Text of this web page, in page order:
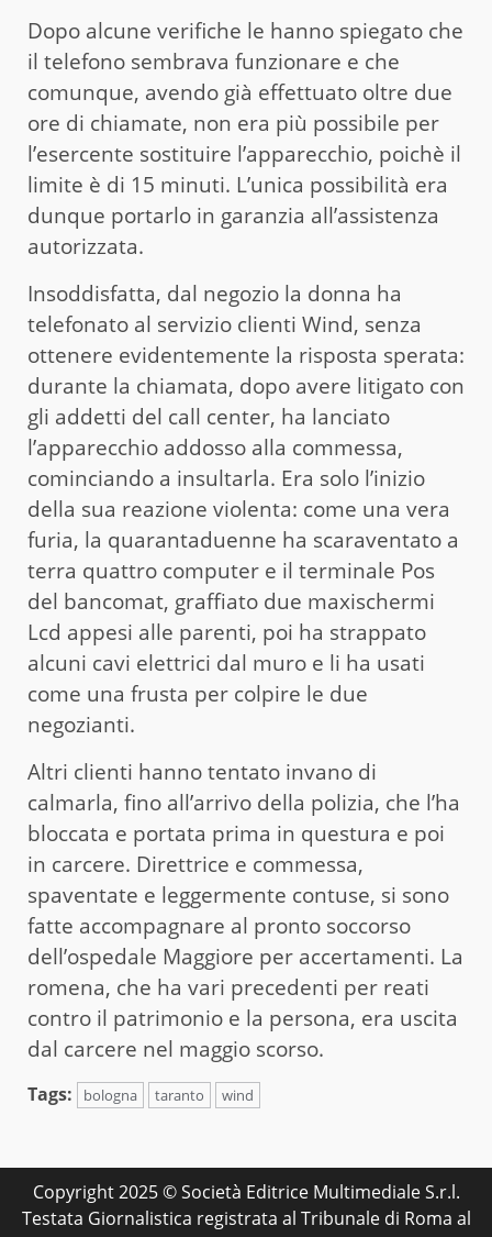
Dopo alcune verifiche le hanno spiegato che
il telefono sembrava funzionare e che
comunque, avendo già effettuato oltre due
ore di chiamate, non era più possibile per
l’esercente sostituire l’apparecchio, poichè il
limite è di 15 minuti. L’unica possibilità era
dunque portarlo in garanzia all’assistenza
autorizzata.
Insoddisfatta, dal negozio la donna ha
telefonato al servizio clienti Wind, senza
ottenere evidentemente la risposta sperata:
durante la chiamata, dopo avere litigato con
gli addetti del call center, ha lanciato
l’apparecchio addosso alla commessa,
cominciando a insultarla. Era solo l’inizio
della sua reazione violenta: come una vera
furia, la quarantaduenne ha scaraventato a
terra quattro computer e il terminale Pos
del bancomat, graffiato due maxischermi
Lcd appesi alle parenti, poi ha strappato
alcuni cavi elettrici dal muro e li ha usati
come una frusta per colpire le due
negozianti.
Altri clienti hanno tentato invano di
calmarla, fino all’arrivo della polizia, che l’ha
bloccata e portata prima in questura e poi
in carcere. Direttrice e commessa,
spaventate e leggermente contuse, si sono
fatte accompagnare al pronto soccorso
dell’ospedale Maggiore per accertamenti. La
romena, che ha vari precedenti per reati
contro il patrimonio e la persona, era uscita
dal carcere nel maggio scorso.
Tags: bologna taranto wind
Copyright 2025 © Società Editrice Multimediale S.r.l.
Testata Giornalistica registrata al Tribunale di Roma al